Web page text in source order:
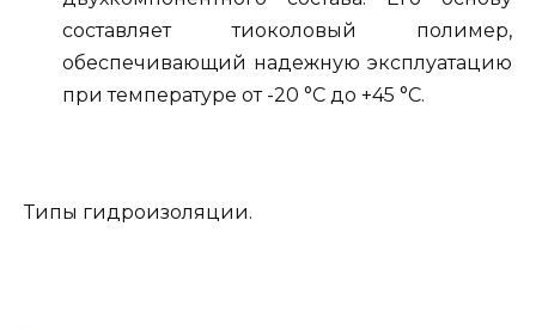
составляет тиоколовый полимер,
обеспечивающий надежную эксплуатацию
при температуре от -20 °С до +45 °С.
Типы гидроизоляции.